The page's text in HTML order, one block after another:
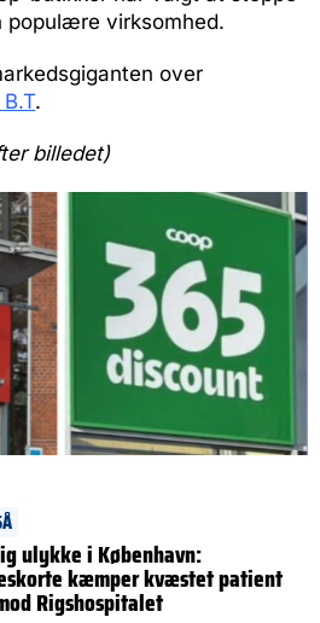
populære virksomhed.
over
.
billedet)
ulykke i København:
kæmper kvæstet patient
Rigshospitalet